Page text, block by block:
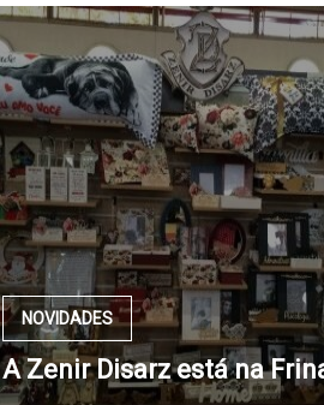
NOVIDADES
A Zenir Disarz está na